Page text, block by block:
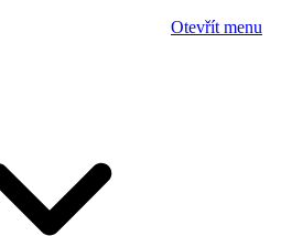
Otevřít menu